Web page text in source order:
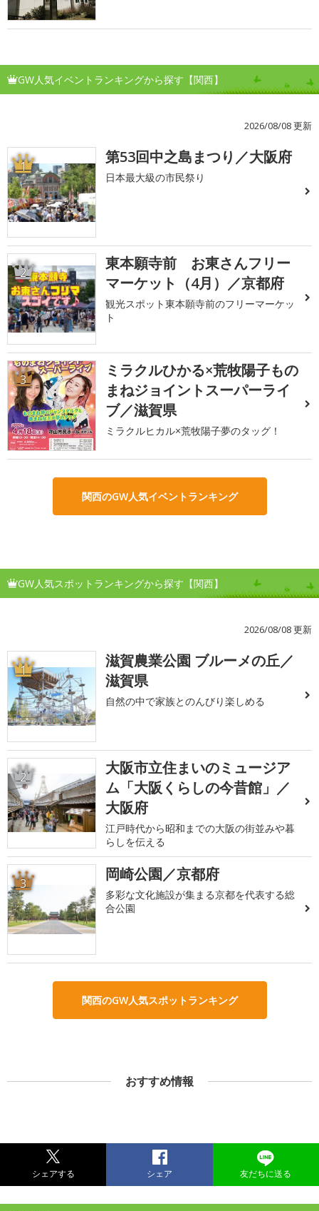
GW人気イベントランキングから探す【関西】
2026/08/08 更新
1 第53回中之島まつり／大阪府
日本最大級の市民祭り
2
東本願寺前 お東さんフリー
マーケット（4月）／京都府
観光スポット東本願寺前のフリーマーケッ
ト
3
ミラクルひかる×荒牧陽子もの
まねジョイントスーパーライ
ブ／滋賀県
ミラクルヒカル×荒牧陽子夢のタッグ！
関西のGW人気イベントランキング
GW人気スポットランキングから探す【関西】
2026/08/08 更新
1
滋賀農業公園 ブルーメの丘／
滋賀県
自然の中で家族とのんびり楽しめる
2
大阪市立住まいのミュージア
ム「大阪くらしの今昔館」／
大阪府
江戸時代から昭和までの大阪の街並みや暮
らしを伝える
3 岡崎公園／京都府
多彩な文化施設が集まる京都を代表する総
合公園
関西のGW人気スポットランキング
おすすめ情報
シェアする シェア 友だちに送る